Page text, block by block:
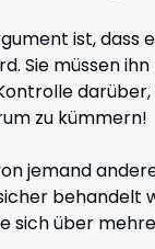
ist, dass
Sie müssen
zu kümmern!
jemand
behandelt
sich über